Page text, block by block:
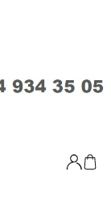
Giriş